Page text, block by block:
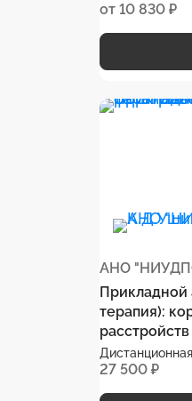
от 10 830 ₽
Прикладной
терапия):
поведения
Дистанционная
27 500 ₽